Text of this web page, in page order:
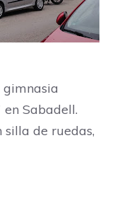
gimnasia
Sabadell.
silla de ruedas,